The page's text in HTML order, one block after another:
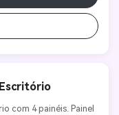
com 4 painéis. Painel